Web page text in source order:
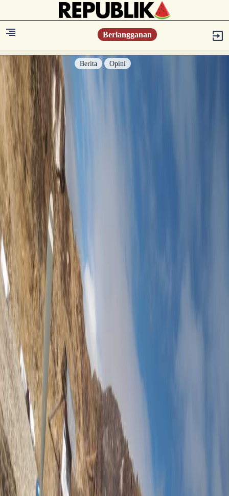
Berlangganan
Berita Opini
Berita
Islam Digest
Hikmah
Opini
Konsultasi Syariah
Resonansi
Sejarah
Lensa
Iqtishodia
Sastra
Literasi Umat